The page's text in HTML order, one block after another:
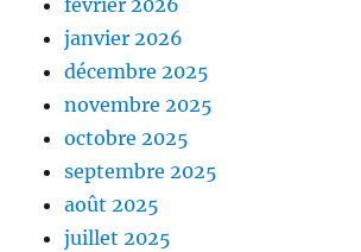
février 2026
janvier 2026
décembre 2025
novembre 2025
octobre 2025
septembre 2025
août 2025
juillet 2025